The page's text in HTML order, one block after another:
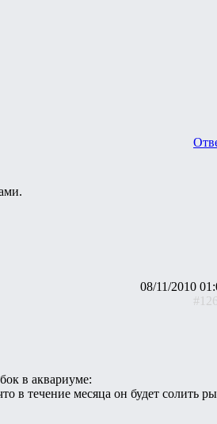
08/11/2010
в аквариуме:
в течение месяца он будет солить